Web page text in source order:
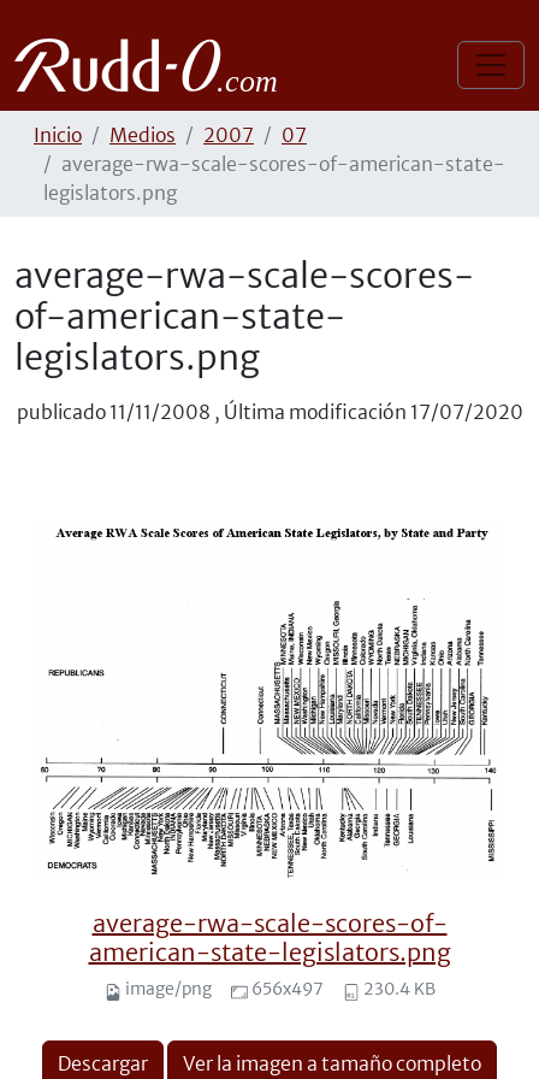
Inicio Medios 2007
07
average-rwa-scale-scores-of-american-state-
legislators.png
average-rwa-scale-scores-
of-american-state-
legislators.png
publicado 11/11/2008 , Última modificación 17/07/2020
average-rwa-scale-scores-of-
american-state-legislators.png
image/png 656x497 230.4 KB
Descargar Ver la imagen a tamaño completo